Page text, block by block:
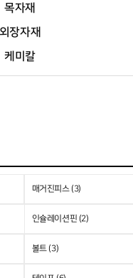
목자재
외장자재
케미칼
매거진피스 (3)
인슐레이션핀 (2)
볼트 (3)